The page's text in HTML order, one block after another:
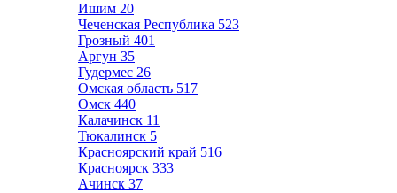
Ишим 20
Чеченская Республика 523
Грозный 401
Аргун 35
Гудермес 26
Омская область 517
Омск 440
Калачинск 11
Тюкалинск 5
Красноярский край 516
Красноярск 333
Ачинск 37